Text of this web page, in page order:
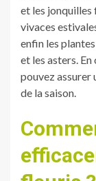
et les jonquilles
vivaces
enfin les
et les asters.
pouvez assurer
de la saison.